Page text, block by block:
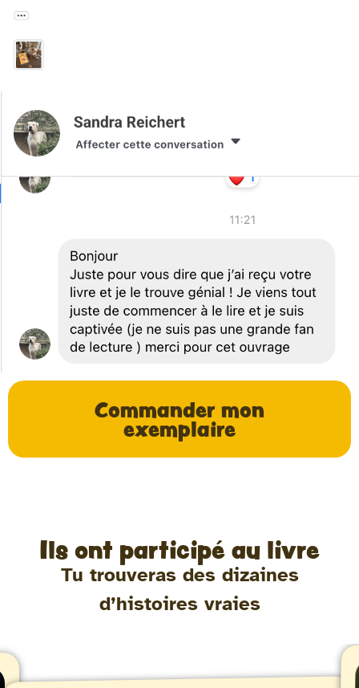
Commander mon
exemplaire
Ils ont participé au livre
Tu trouveras des dizaines
d’histoires vraies